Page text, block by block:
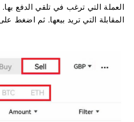
العملة التي ترغب في تلقي الدفع
المقابلة التي تريد بيعها. ثم اضغط